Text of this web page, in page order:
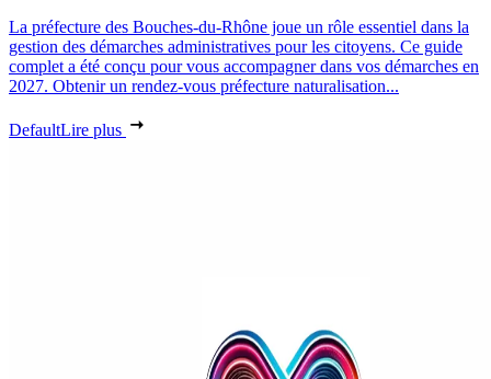
La préfecture des Bouches-du-Rhône joue un rôle essentiel dans la
gestion des démarches administratives pour les citoyens. Ce guide
complet a été conçu pour vous accompagner dans vos démarches en
2027. Obtenir un rendez-vous préfecture naturalisation...
DefaultLire plus